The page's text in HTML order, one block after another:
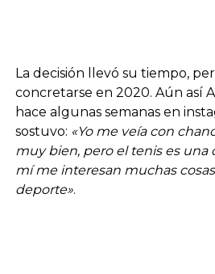
La decisión llevó su tiempo,
concretarse en 2020. Aún así
hace algunas semanas en
sostuvo: «Yo me veía con
muy bien, pero el tenis es una
mí me interesan muchas
deporte».